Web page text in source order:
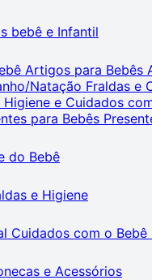
bebê e Infantil
Artigos para Bebês
Natação Fraldas e
Higiene e Cuidados
para Bebês
do Bebê
e Higiene
Cuidados com o Bebê
e Acessórios